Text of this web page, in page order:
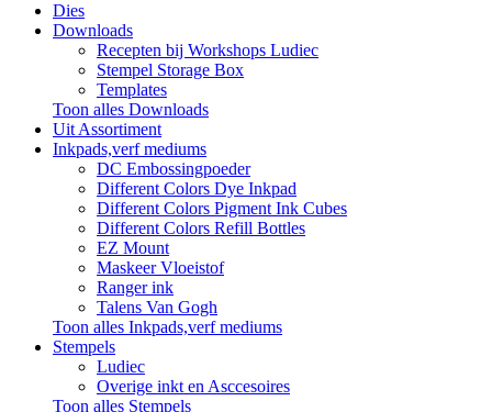
Dies
Downloads
Recepten bij Workshops Ludiec
Stempel Storage Box
Templates
Toon alles Downloads
Uit Assortiment
Inkpads,verf mediums
DC Embossingpoeder
Different Colors Dye Inkpad
Different Colors Pigment Ink Cubes
Different Colors Refill Bottles
EZ Mount
Maskeer Vloeistof
Ranger ink
Talens Van Gogh
Toon alles Inkpads,verf mediums
Stempels
Ludiec
Overige inkt en Asccesoires
Toon alles Stempels